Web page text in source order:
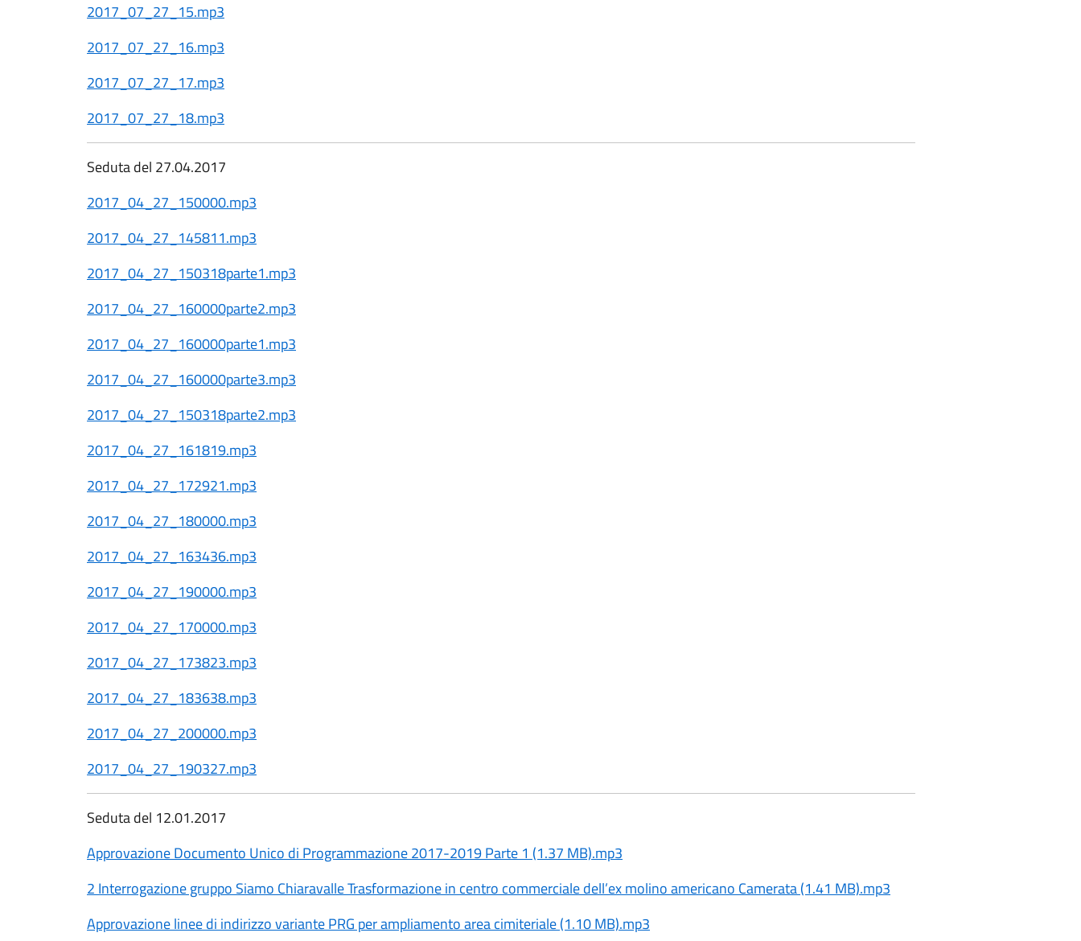
2017_07_27_15.mp3
2017_07_27_16.mp3
2017_07_27_17.mp3
2017_07_27_18.mp3
Seduta del 27.04.2017
2017_04_27_150000.mp3
2017_04_27_145811.mp3
2017_04_27_150318parte1.mp3
2017_04_27_160000parte2.mp3
2017_04_27_160000parte1.mp3
2017_04_27_160000parte3.mp3
2017_04_27_150318parte2.mp3
2017_04_27_161819.mp3
2017_04_27_172921.mp3
2017_04_27_180000.mp3
2017_04_27_163436.mp3
2017_04_27_190000.mp3
2017_04_27_170000.mp3
2017_04_27_173823.mp3
2017_04_27_183638.mp3
2017_04_27_200000.mp3
2017_04_27_190327.mp3
Seduta del 12.01.2017
Approvazione Documento Unico di Programmazione 2017-2019 Parte 1 (1.37 MB).mp3
2 Interrogazione gruppo Siamo Chiaravalle Trasformazione in centro commerciale dell’ex molino americano Camerata (1.41 MB).mp3
Approvazione linee di indirizzo variante PRG per ampliamento area cimiteriale (1.10 MB).mp3